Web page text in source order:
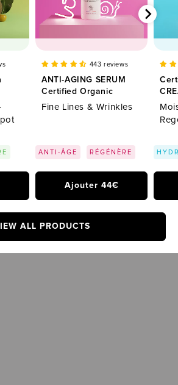
443 reviews
ANTI-AGING SERUM
Certified Organic
Fine Lines & Wrinkles
ANTI-ÂGE RÉGÉNÈRE
Ajouter 44€
ALL PRODUCTS